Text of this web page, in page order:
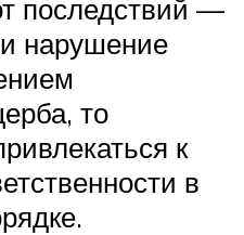
последствий —
нарушение
то
к
в